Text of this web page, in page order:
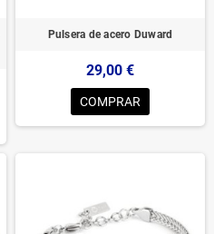
Pulsera de acero Duward
29,00 €
COMPRAR